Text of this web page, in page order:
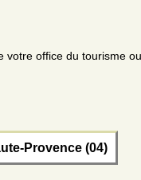
votre office du tourisme
Provence (04)